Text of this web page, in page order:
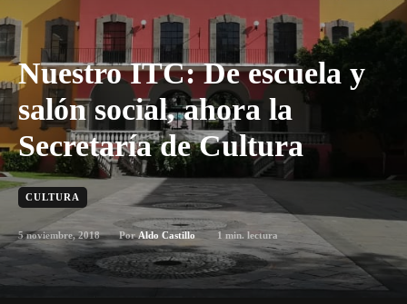
Nuestro ITC: De escuela y
salón social, ahora la
Secretaría de Cultura
CULTURA
5 noviembre, 2018 Por Aldo Castillo 1 min. lectura